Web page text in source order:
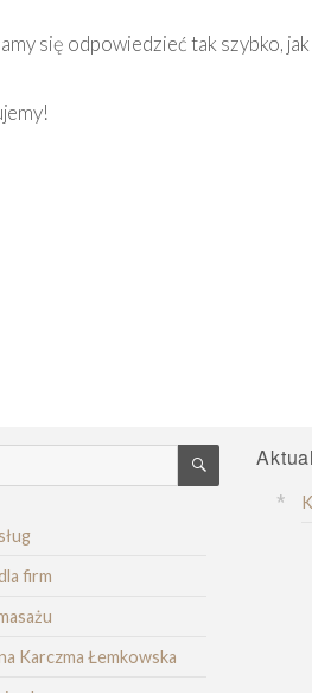
się odpowiedzieć tak szybko,
SZUKAJ
firm
Karczma Łemkowska